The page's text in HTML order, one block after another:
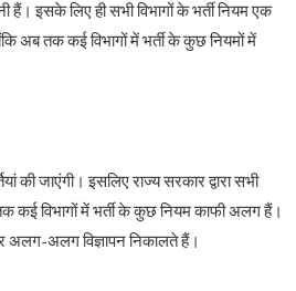
हैं। इसके लिए ही सभी विभागों के भर्ती नियम एक
अब तक कई विभागों में भर्ती के कुछ नियमों में
जाएंगी। इसलिए राज्य सरकार द्वारा सभी
कई विभागों में भर्ती के कुछ नियम काफी अलग हैं।
अलग-अलग विज्ञापन निकालते हैं।